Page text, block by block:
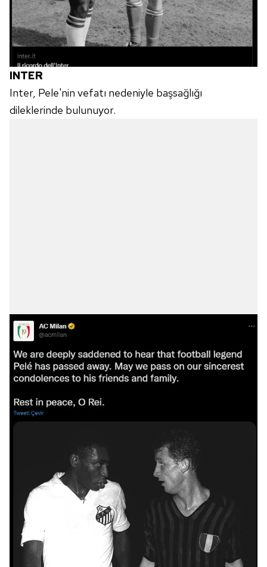
INTER
Inter, Pele'nin vefatı nedeniyle başsağlığı
dileklerinde bulunuyor.